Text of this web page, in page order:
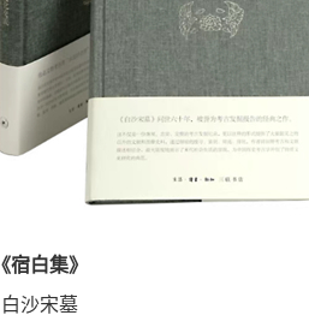
《宿白集》
白沙宋墓